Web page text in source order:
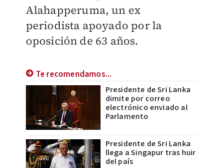
Alahapperuma, un ex
periodista apoyado por la
oposición de 63 años.
Te recomendamos...
Presidente de Sri Lanka
dimite por correo
electrónico enviado al
Parlamento
Presidente de Sri Lanka
llega a Singapur tras huir
del país